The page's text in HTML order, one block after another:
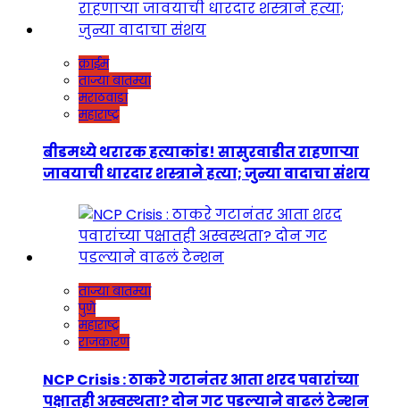
क्राईम
ताज्या बातम्या
मराठवाडा
महाराष्ट्र
बीडमध्ये थरारक हत्याकांड! सासुरवाडीत राहणाऱ्या
जावयाची धारदार शस्त्राने हत्या; जुन्या वादाचा संशय
ताज्या बातम्या
पुणे
महाराष्ट्र
राजकारण
NCP Crisis : ठाकरे गटानंतर आता शरद पवारांच्या
पक्षातही अस्वस्थता? दोन गट पडल्याने वाढलं टेन्शन